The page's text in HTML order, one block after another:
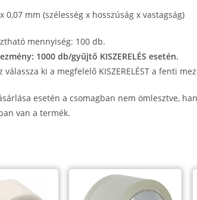
0,07 mm (szélesség x hosszúság x vastagság)
mennyiség: 100 db.
1000 db/gyűjtő KISZERELÉS esetén.
válassza ki a megfelelő KISZERELÉST a fenti
esetén a csomagban nem ömlesztve,
van a termék.